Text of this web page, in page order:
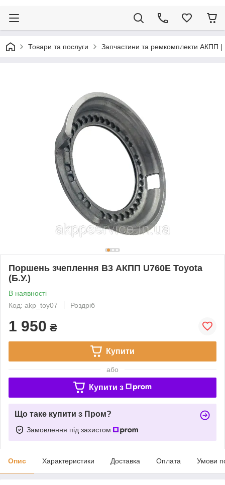
Товари та послуги Запчастини та ремкомплекти АКПП |
Поршень зчеплення B3 АКПП U760E Toyota
(Б.У.)
В наявності
Код: akp_toy07
Роздріб
1 950 ₴
Купити
або
Купити з
Що таке купити з Пром?
Замовлення під захистом
Опис Характеристики Доставка Оплата Умови